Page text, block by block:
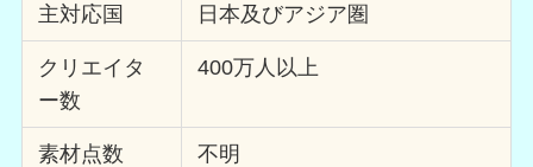
主対応国 日本及びアジア圏
クリエイタ
ー数
400万人以上
素材点数 不明